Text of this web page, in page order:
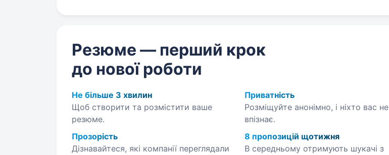
Резюме — перший крок
до нової роботи
Не більше 3 хвилин
Щоб створити та розмістити ваше
резюме.
Приватність
Розміщуйте анонімно, і ніхто вас не
впізнає.
Прозорість
Дізнавайтеся, які компанії переглядали
8 пропозицій щотижня
В середньому отримують шукачі з